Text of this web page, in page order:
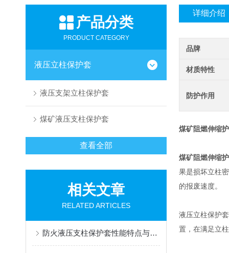
产品分类
PRODUCT CATEGORY
液压立柱保护套
液压支架立柱保护套
煤矿液压支柱保护套
查看全部
相关文章
RELATED ARTICLES
防火液压支柱保护套性能特点与阻燃防护应用
详细介绍
品牌
材质特性
防护作用
煤矿阻燃伸缩
煤矿阻燃伸缩
果是损坏立柱
的报废速度。
液压立柱保护
置，在满足立